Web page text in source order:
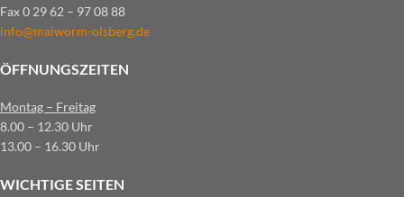
Fax 0 29 62 – 97 08 88
info@maiworm-olsberg.de
ÖFFNUNGSZEITEN
Montag – Freitag
8.00 – 12.30 Uhr
13.00 – 16.30 Uhr
WICHTIGE SEITEN